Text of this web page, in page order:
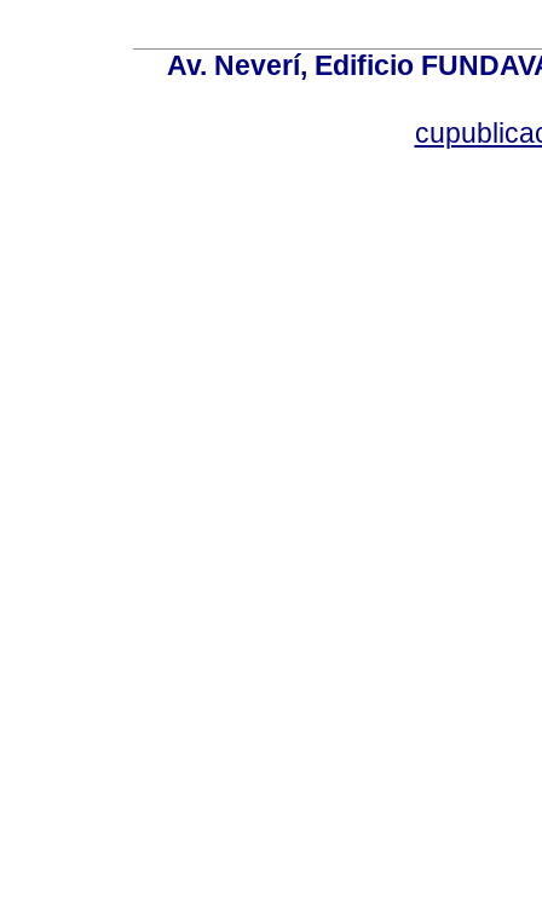
Av. Neverí, Edificio